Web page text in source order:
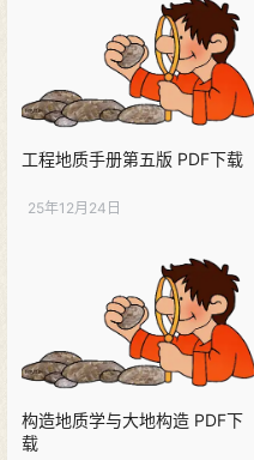
工程地质手册第五版 PDF下载
25年12月24日
构造地质学与大地构造 PDF下
载